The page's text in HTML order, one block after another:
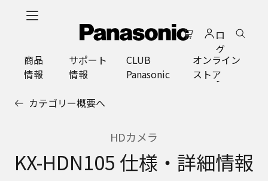
ロ
グ
イ
ン
商品
情報
サポート
情報
CLUB
Panasonic
オンライン
ストア
カテゴリー概要へ
HDカメラ
KX-HDN105 仕様・詳細情報